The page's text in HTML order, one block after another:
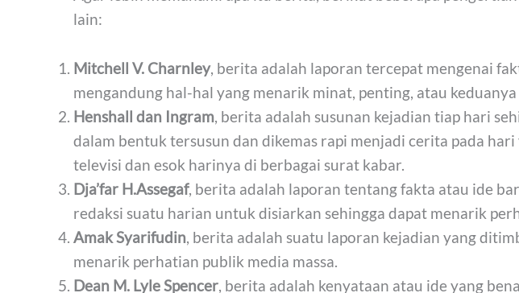
lain:
Mitchell V. Charnley, berita adalah laporan tercepat mengenai
mengandung hal-hal yang menarik minat, penting, atau
Henshall dan Ingram , berita adalah susunan kejadian tiap hari
dalam bentuk tersusun dan dikemas rapi menjadi cerita pada hari
televisi dan esok harinya di berbagai surat kabar.
Dja’far H.Assegaf, berita adalah laporan tentang fakta atau ide
redaksi suatu harian untuk disiarkan sehingga dapat menarik
Amak Syarifudin , berita adalah suatu laporan kejadian yang
menarik perhatian publik media massa.
Dean M. Lyle Spencer , berita adalah kenyataan atau ide yang